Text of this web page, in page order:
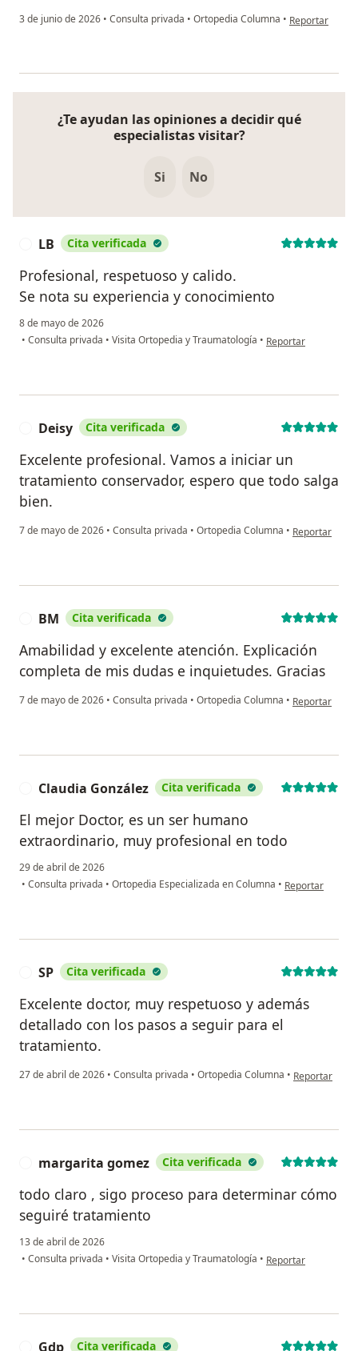
3 de junio de 2026 • Consulta privada • Ortopedia Columna • en opinión del
Reportar
¿Te ayudan las opiniones a decidir qué
especialistas visitar?
Si No
LB Cita verificada
Profesional, respetuoso y calido.
Se nota su experiencia y conocimiento
8 de mayo de 2026
• Consulta privada • Visita Ortopedia y Traumatología • en opinión del
Reportar
Deisy Cita verificada
Excelente profesional. Vamos a iniciar un
tratamiento conservador, espero que todo salga
bien.
7 de mayo de 2026 • Consulta privada • Ortopedia Columna • en opinión
Reportar
BM Cita verificada
Amabilidad y excelente atención. Explicación
completa de mis dudas e inquietudes. Gracias
7 de mayo de 2026 • Consulta privada • Ortopedia Columna • en opinión
Reportar
Claudia González Cita verificada
El mejor Doctor, es un ser humano
extraordinario, muy profesional en todo
29 de abril de 2026
• Consulta privada • Ortopedia Especializada en Columna • en opinión del
Reportar
SP Cita verificada
Excelente doctor, muy respetuoso y además
detallado con los pasos a seguir para el
tratamiento.
27 de abril de 2026 • Consulta privada • Ortopedia Columna • en opinión del
Reportar
margarita gomez Cita verificada
todo claro , sigo proceso para determinar cómo
seguiré tratamiento
13 de abril de 2026
• Consulta privada • Visita Ortopedia y Traumatología • en opinión del
Reportar
Gdp Cita verificada